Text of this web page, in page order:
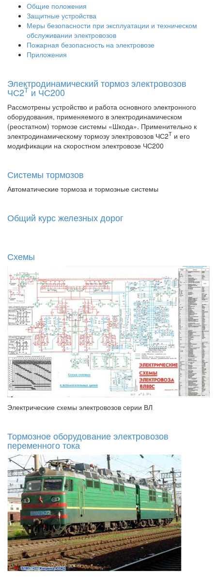
Общие положения
Защитные устройства
Меры безопасности при эксплуатации и техническом
обслуживании электровозов
Пожарная безопасность на электровозе
Приложения
Электродинамический тормоз электровозов
ЧС2Т и ЧС200
Рассмотрены устройство и работа основного электронного
оборудования, применяемого в электродинамическом
(реостатном) тормозе системы «Шкода». Применительно к
электродинамическому тормозу электровозов ЧС2Т и его
модификации на скоростном электровозе ЧС200
Системы тормозов
Автоматические тормоза и тормозные системы
Общий курс железных дорог
Схемы
Электрические схемы электровозов серии ВЛ
Тормозное оборудование электровозов
переменного тока